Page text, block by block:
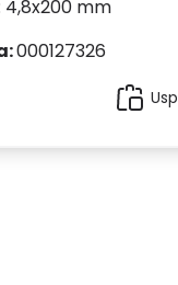
4,8x200 mm
000127326